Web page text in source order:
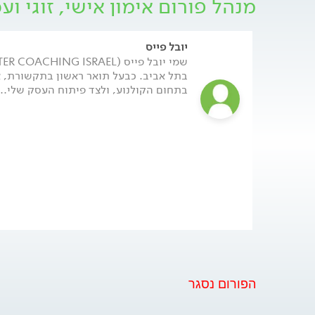
אימון אינו טיפול. אמנם אחת מהדיסציפלינות עליהן
פילוסופיה, ספורט, מנטורינג ועוד.
ההבדל המרכזי בין אימון לטיפול הוא שהאימון
של האימון הוא השימוש באלמנטים שכבר הוכיחו
מתודולוגיה מרכזית מנצחת.
מנהל פורום אימון אישי, זוגי
יובל פייס
בתל אביב. כבעל תואר ראשון בתקשורת,
בתחום הקולנוע, ולצד פיתוח העסק
הפורום נסגר